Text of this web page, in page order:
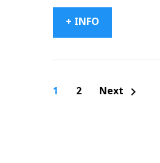
+ INFO
Navigation
1 2 Next chevron_right